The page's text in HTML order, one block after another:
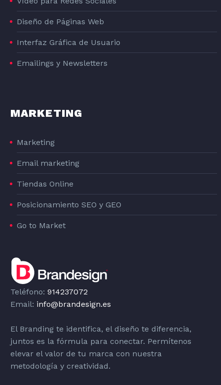
Diseño de Páginas Web
Interfaz Gráfica de Usuario
Emailings y Newsletters
MARKETING
Marketing
Email marketing
Tiendas Online
Posicionamiento SEO y GEO
Go to Market
Teléfono: 914237072
Email: info@brandesign.es
El Branding te identifica, el diseño te diferencia,
juntos es la fórmula para conectar. Permítenos
elevar el valor de tu marca con nuestra
metodología y creatividad.